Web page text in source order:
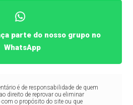
parte do nosso grupo no
WhatsApp
é de responsabilidade de quem
direito de reprovar ou eliminar
o propósito do site ou que